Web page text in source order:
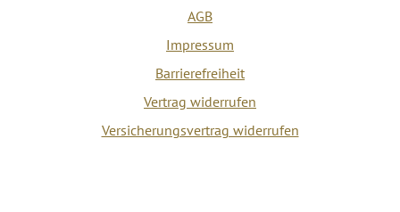
AGB
Impressum
Barrierefreiheit
Vertrag widerrufen
Versicherungsvertrag widerrufen